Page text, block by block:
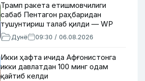
Трамп ракета етишмовчилиги
сабаб Пентагон раҳбаридан
тушунтириш талаб қилди — WP
Дунё 09:30 / 06.08.2026
Икки ҳафта ичида Афғонистонга
икки давлатдан 100 минг одам
қайтиб келди